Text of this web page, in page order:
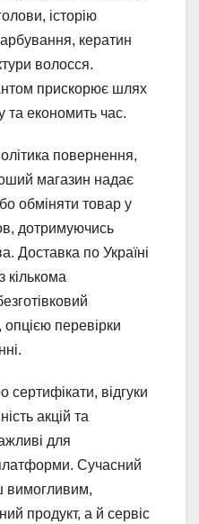
історію
кератин
волосся.
прискорює шлях
та економить час.
повернення,
магазин надає
обміняти товар у
дотримуючись
Доставка по Україні
кількома
опцією перевірки
відгуки
акцій та
для
Сучасний
вимогливим,
продукт, а й сервіс